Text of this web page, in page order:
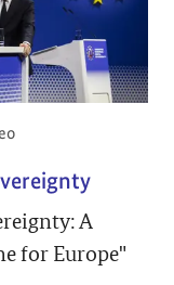
A
for Europe"